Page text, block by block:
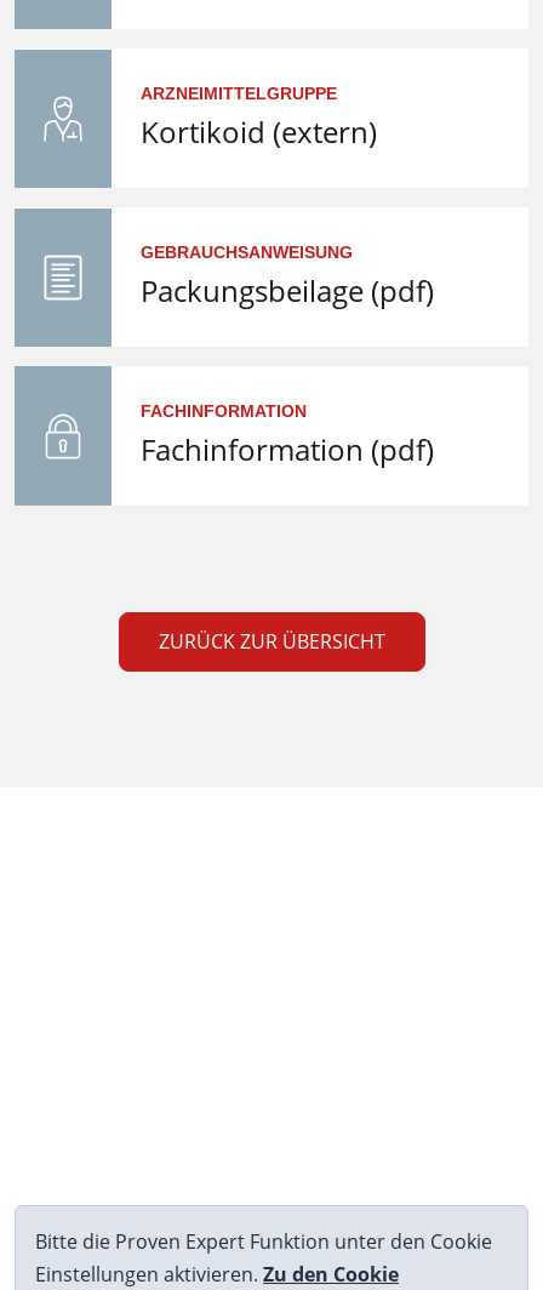
ARZNEIMITTELGRUPPE
Kortikoid (extern)
GEBRAUCHSANWEISUNG
Packungsbeilage (pdf)
FACHINFORMATION
Fachinformation (pdf)
ZURÜCK ZUR ÜBERSICHT
Bitte die Proven Expert Funktion unter den Cookie
Einstellungen aktivieren. Zu den Cookie